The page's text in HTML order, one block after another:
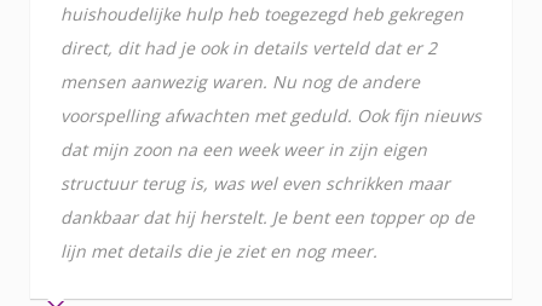
huishoudelijke hulp heb toegezegd heb gekregen
direct, dit had je ook in details verteld dat er 2
mensen aanwezig waren. Nu nog de andere
voorspelling afwachten met geduld. Ook fijn nieuws
dat mijn zoon na een week weer in zijn eigen
structuur terug is, was wel even schrikken maar
dankbaar dat hij herstelt. Je bent een topper op de
lijn met details die je ziet en nog meer.